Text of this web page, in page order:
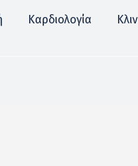
Καρδιολογία